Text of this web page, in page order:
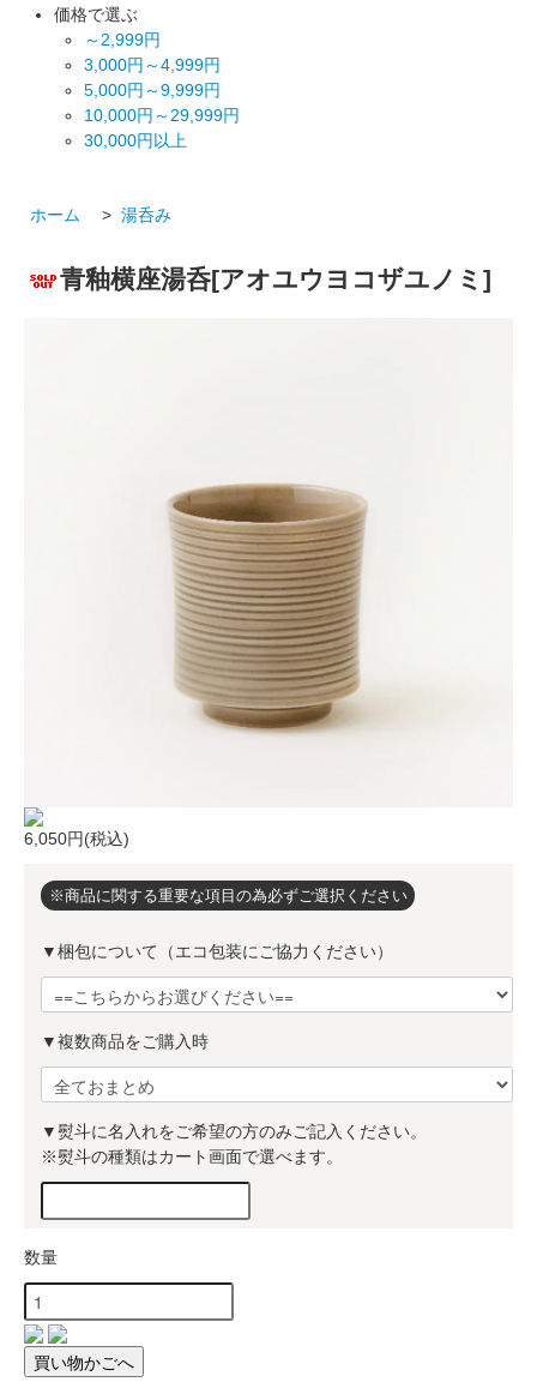
価格で選ぶ
～2,999円
3,000円～4,999円
5,000円～9,999円
10,000円～29,999円
30,000円以上
ホーム > 湯呑み
青釉横座湯呑[アオユウヨコザユノミ]
6,050円(税込)
※商品に関する重要な項目の為必ずご選択ください
▼梱包について（エコ包装にご協力ください）
▼複数商品をご購入時
▼熨斗に名入れをご希望の方のみご記入ください。
※熨斗の種類はカート画面で選べます。
数量